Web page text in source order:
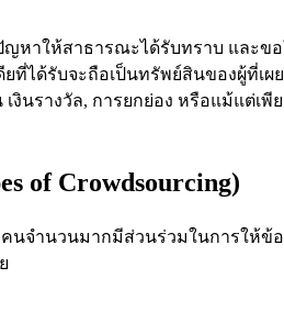
หาให้สาธารณะได้รับทราบ และข
ที่ได้รับจะถือเป็นทรัพย์สินของผู้ที่เผ
นรางวัล, การยกย่อง หรือแม้แต่เพี
of Crowdsourcing)
นจำนวนมากมีส่วนร่วมในการให้ข้